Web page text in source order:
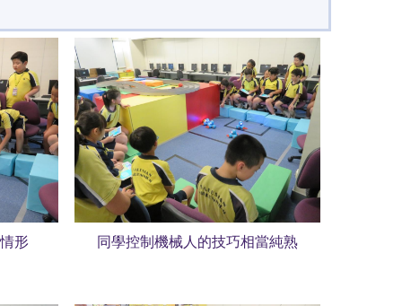
形 同學控制機械人的技巧相當純熟